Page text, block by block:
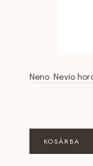
Neno Nevio
KOSÁRBA